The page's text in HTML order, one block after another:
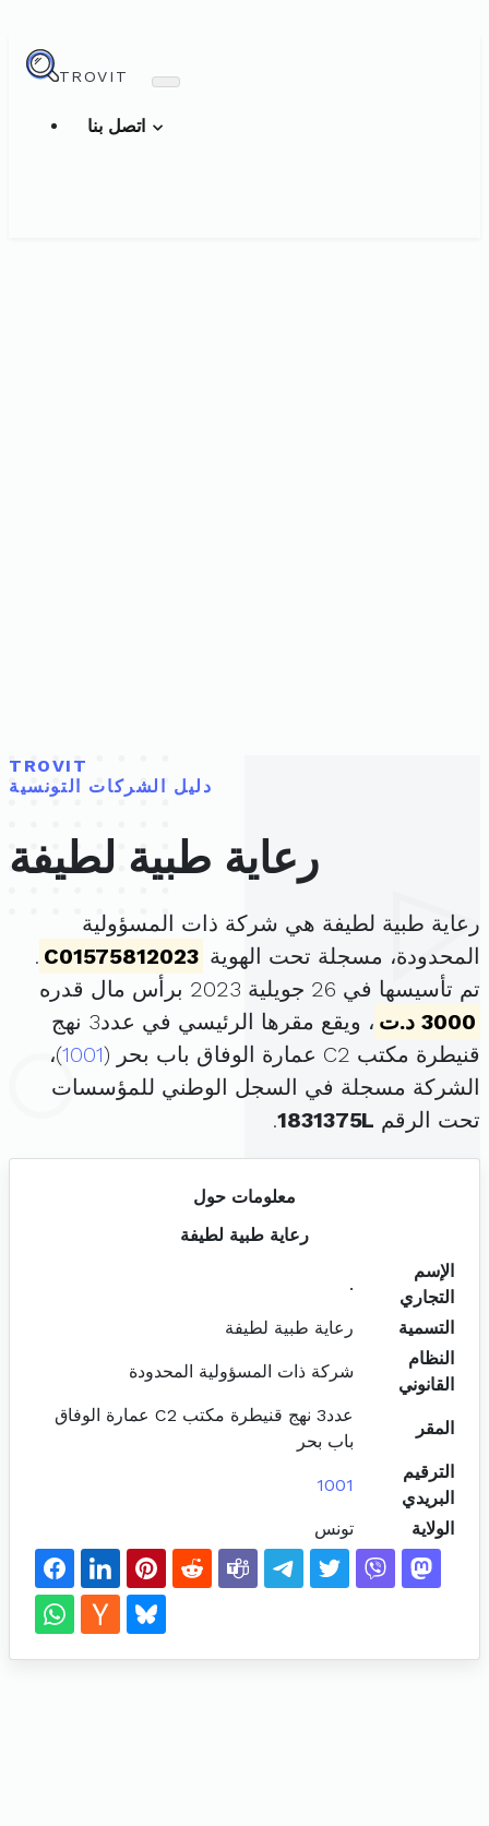
TROVIT
TROVIT
دليل الشركات التونسية
رعاية طبية لطيفة
رعاية طبية لطيفة هي شركة ذات المسؤولية
المحدودة، مسجلة تحت الهوية C01575812023
.
تم تأسيسها في 26 جويلية 2023 برأس مال قدره
3000 د.ت
، ويقع مقرها الرئيسي في عدد3 نهج
قنيطرة مكتب C2 عمارة الوفاق باب بحر (
1001)،
الشركة مسجلة في السجل الوطني للمؤسسات
تحت الرقم 1831375L
.
معلومات حول
رعاية طبية لطيفة
الإسم
التجاري
.
التسمية
رعاية طبية لطيفة
النظام
القانوني
شركة ذات المسؤولية المحدودة
المقر
عدد3 نهج قنيطرة مكتب C2 عمارة الوفاق
باب بحر
الترقيم
البريدي
1001
الولاية تونس